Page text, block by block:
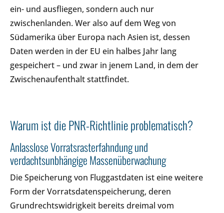
ein- und ausfliegen, sondern auch nur
zwischenlanden. Wer also auf dem Weg von
Südamerika über Europa nach Asien ist, dessen
Daten werden in der EU ein halbes Jahr lang
gespeichert – und zwar in jenem Land, in dem der
Zwischenaufenthalt stattfindet.
Warum ist die PNR-Richtlinie problematisch?
Anlasslose Vorratsrasterfahndung und
verdachtsunbhängige Massenüberwachung
Die Speicherung von Fluggastdaten ist eine weitere
Form der Vorratsdatenspeicherung, deren
Grundrechtswidrigkeit bereits dreimal vom